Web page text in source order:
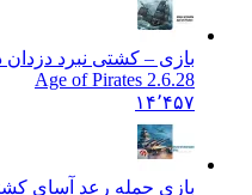
بازی – کشتی نبرد دزدان دریایی
Age of Pirates 2.6.28
۱۴٬۴۵۷
بازی حمله رعد آسای کشتی برای